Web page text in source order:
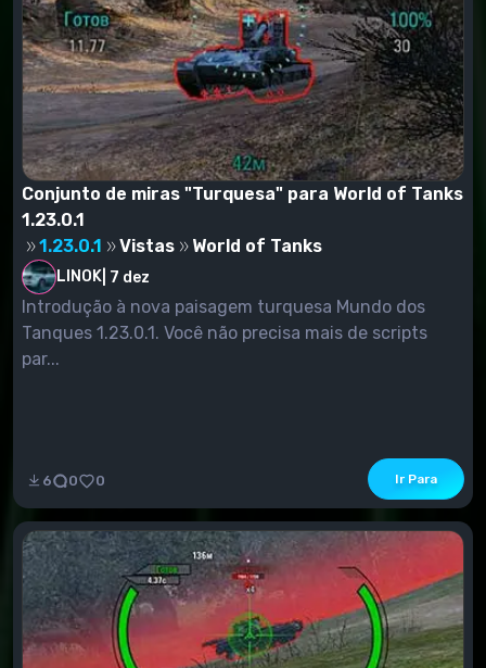
Conjunto de miras "Turquesa" para World of Tanks
1.23.0.1
1.23.0.1
Vistas World of Tanks
LINOK 7 dez
Introdução à nova paisagem turquesa Mundo dos
Tanques 1.23.0.1. Você não precisa mais de scripts
par...
6 0 0 Ir Para